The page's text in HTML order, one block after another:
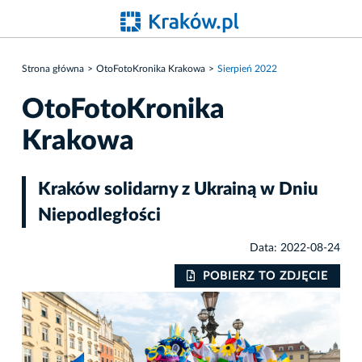
Strona główna OtoFotoKronika Krakowa Sierpień 2022
OtoFotoKronika
Krakowa
Kraków solidarny z Ukrainą w Dniu
Niepodległości
Data: 2022-08-24
POBIERZ TO ZDJĘCIE